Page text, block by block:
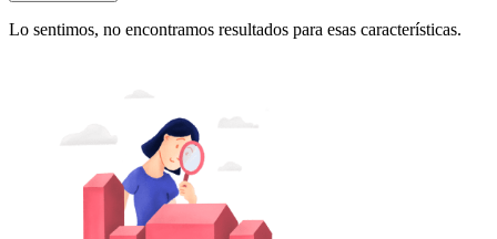
Lo sentimos, no encontramos resultados para esas características.